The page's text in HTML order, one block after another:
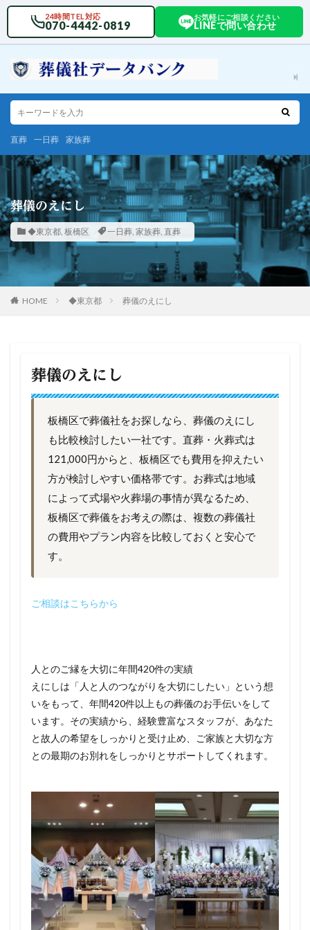
24時間TEL対応
070-4442-0819
お気軽にご相談ください
LINEで問い合わせ
直葬 一日葬 家族葬
葬儀のえにし
◆東京都, 板橋区 一日葬, 家族葬, 直葬
HOME ◆東京都 葬儀のえにし
葬儀のえにし
板橋区で葬儀社をお探しなら、葬儀のえにし
も比較検討したい一社です。直葬・火葬式は
121,000円からと、板橋区でも費用を抑えたい
方が検討しやすい価格帯です。お葬式は地域
によって式場や火葬場の事情が異なるため、
板橋区で葬儀をお考えの際は、複数の葬儀社
の費用やプラン内容を比較しておくと安心で
す。
ご相談はこちらから
人とのご縁を大切に年間420件の実績
えにしは「人と人のつながりを大切にしたい」という想
いをもって、年間420件以上もの葬儀のお手伝いをして
います。その実績から、経験豊富なスタッフが、あなた
と故人の希望をしっかりと受け止め、ご家族と大切な方
との最期のお別れをしっかりとサポートしてくれます。